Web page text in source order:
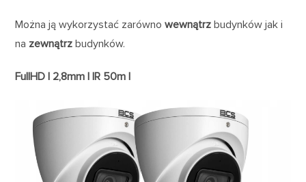
Można ją wykorzystać zarównowewnątrz budynków jak i
na zewnątrz budynków.
FullHD | 2,8mm | IR 50m |